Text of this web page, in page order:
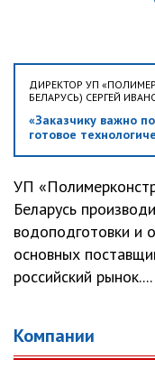
ДИРЕКТОР УП
БЕЛАРУСЬ) СЕРГЕЙ
«Заказчику важно
готовое
УП
Беларусь
водоподготовки и
основных
российский рынок....
Компании